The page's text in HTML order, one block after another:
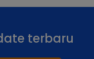
terbaru